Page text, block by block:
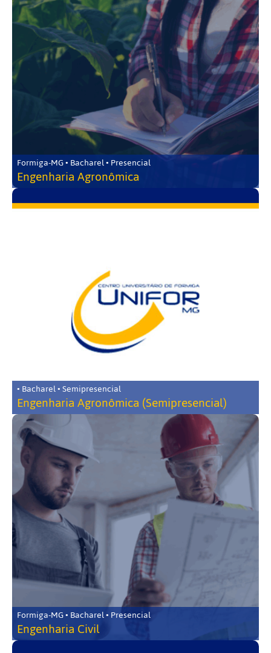
Formiga-MG • Bacharel • Presencial
Engenharia Agronômica
• Bacharel • Semipresencial
Engenharia Agronômica (Semipresencial)
Formiga-MG • Bacharel • Presencial
Engenharia Civil